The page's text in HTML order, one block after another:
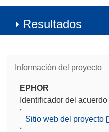
Resultados
Información del proyecto
EPHOR
Identificador del
(se
abrirá
Sitio web del proyecto